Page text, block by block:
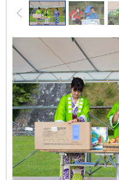
ラ
ド
集
前へ